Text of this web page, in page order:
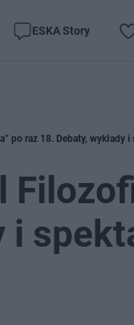
ESKA Story
po raz 18. Debaty, wykłady
i